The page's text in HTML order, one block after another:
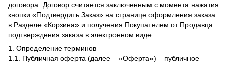
договора. Договор считается заключенным с момента нажатия
кнопки «Подтвердить Заказ» на странице оформления заказа
в Разделе «Корзина» и получения Покупателем от Продавца
подтверждения заказа в электронном виде.
1. Определение терминов
1.1. Публичная оферта (далее – «Оферта») – публичное